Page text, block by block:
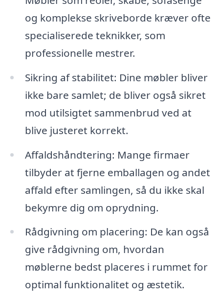
og komplekse skriveborde kræver ofte
specialiserede teknikker, som
professionelle mestrer.
Sikring af stabilitet: Dine møbler bliver
ikke bare samlet; de bliver også sikret
mod utilsigtet sammenbrud ved at
blive justeret korrekt.
Affaldshåndtering: Mange firmaer
tilbyder at fjerne emballagen og andet
affald efter samlingen, så du ikke skal
bekymre dig om oprydning.
Rådgivning om placering: De kan også
give rådgivning om, hvordan
møblerne bedst placeres i rummet for
optimal funktionalitet og æstetik.